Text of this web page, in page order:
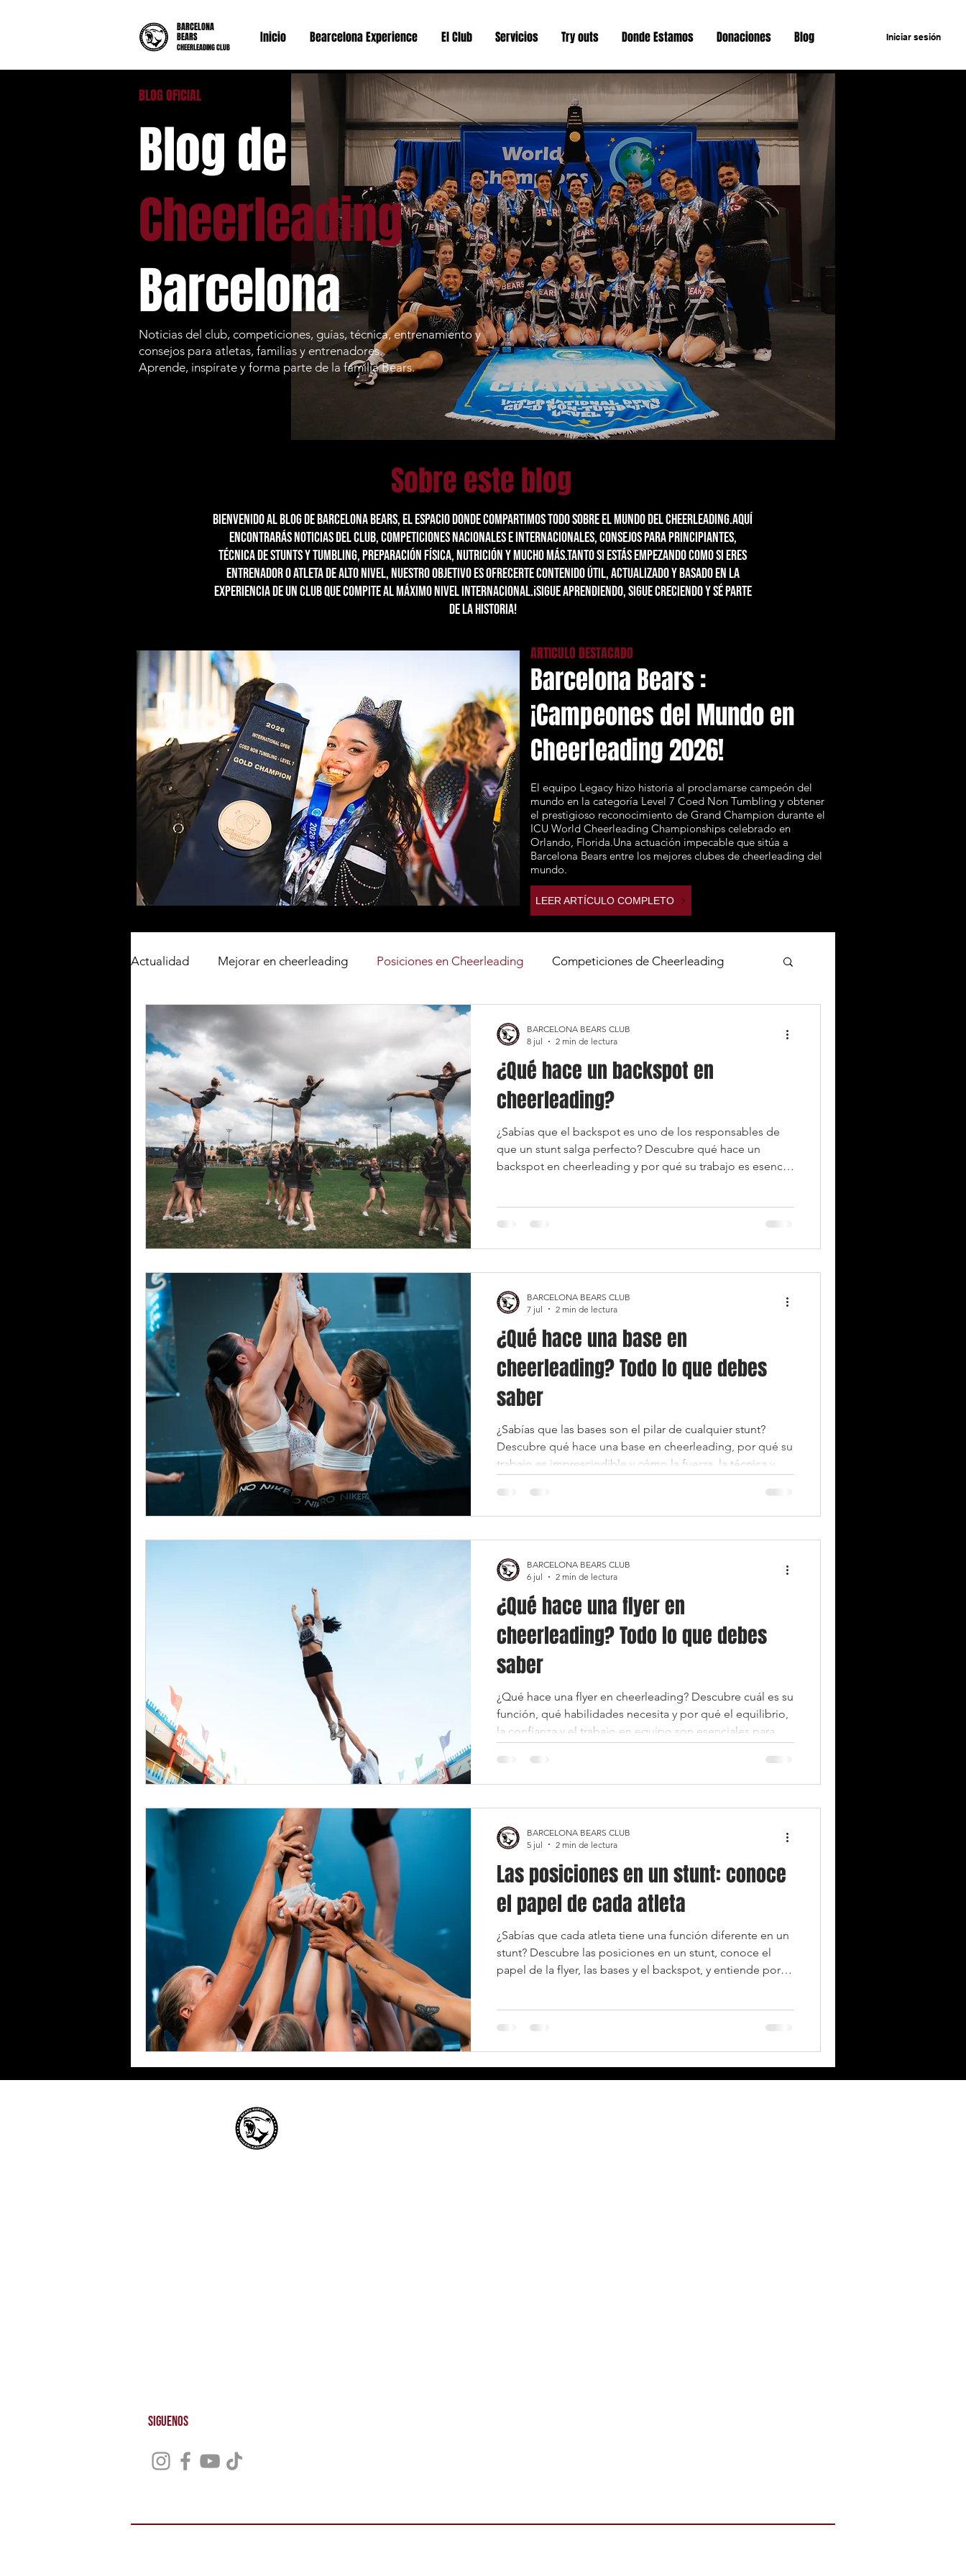
BARCELONA
BEARS
CHEERLEADING CLUB
Inicio Bearcelona Experience El Club Servicios Try outs Donde Estamos Donaciones Blog Iniciar sesión
BLOG OFICIAL
Blog de
Cheerleading
Barcelona
Noticias del club, competiciones, guías, técnica, entrenamiento y
consejos para atletas, familias y entrenadores.
Aprende, inspírate y forma parte de la familia Bears.
Sobre este blog
Bienvenido al blog de Barcelona Bears, el espacio donde compartimos todo sobre el mundo del cheerleading.Aquí
encontrarás noticias del club, competiciones nacionales e internacionales, consejos para principiantes,
técnica de stunts y tumbling, preparación física, nutrición y mucho más.Tanto si estás empezando como si eres
entrenador o atleta de alto nivel, nuestro objetivo es ofrecerte contenido útil, actualizado y basado en la
experiencia de un club que compite al máximo nivel internacional.¡Sigue aprendiendo, sigue creciendo y sé parte
de la historia!
ARTICULO DESTACADO
Barcelona Bears :
¡Campeones del Mundo en
Cheerleading 2026!
El equipo Legacy hizo historia al proclamarse campeón del
mundo en la categoría Level 7 Coed Non Tumbling y obtener
el prestigioso reconocimiento de Grand Champion durante el
ICU World Cheerleading Championships celebrado en
Orlando, Florida.Una actuación impecable que sitúa a
Barcelona Bears entre los mejores clubes de cheerleading del
mundo.
LEER ARTÍCULO COMPLETO
Actualidad Mejorar en cheerleading Posiciones en Cheerleading Competiciones de Cheerleading
Tryouts de Cheerleading Cheerleading sin experiencia
¿Qué hace un backspot en
cheerleading?
¿Sabías que el backspot es uno de los responsables de
que un stunt salga perfecto? Descubre qué hace un
backspot en cheerleading y por qué su trabajo es esencial
BARCELONA BEARS CLUB
8 jul
2 min de lectura
¿Qué hace una base en
cheerleading? Todo lo que debes
saber
¿Sabías que las bases son el pilar de cualquier stunt?
Descubre qué hace una base en cheerleading, por qué su
trabajo es imprescindible y cómo la fuerza, la técnica y el
espectaculares.
BARCELONA BEARS CLUB
7 jul
2 min de lectura
¿Qué hace una flyer en
cheerleading? Todo lo que debes
saber
¿Qué hace una flyer en cheerleading? Descubre cuál es su
función, qué habilidades necesita y por qué el equilibrio,
la confianza y el trabajo en equipo son esenciales para
BARCELONA BEARS CLUB
6 jul
2 min de lectura
Las posiciones en un stunt: conoce
el papel de cada atleta
¿Sabías que cada atleta tiene una función diferente en un
stunt? Descubre las posiciones en un stunt, conoce el
papel de la flyer, las bases y el backspot, y entiende por
BARCELONA BEARS CLUB
5 jul
2 min de lectura
Siguenos